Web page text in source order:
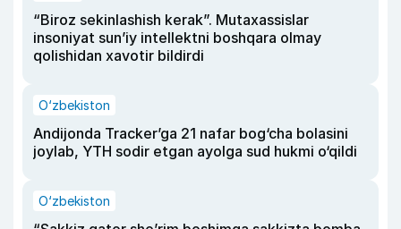
“Biroz sekinlashish kerak”. Mutaxassislar
insoniyat sun’iy intellektni boshqara olmay
qolishidan xavotir bildirdi
O‘zbekiston
Andijonda Tracker’ga 21 nafar bog‘cha bolasini
joylab, YTH sodir etgan ayolga sud hukmi o‘qildi
O‘zbekiston